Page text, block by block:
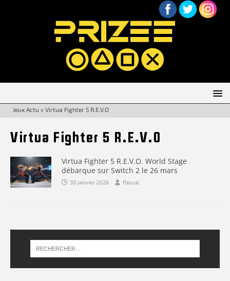
Jeux Actu » Virtua Fighter 5 R.E.V.O
Virtua Fighter 5 R.E.V.O
Virtua Fighter 5 R.E.V.O. World Stage
débarque sur Switch 2 le 26 mars
30 janvier 2026 Pascal